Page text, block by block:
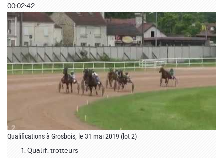
00:02:42
Qualifications à Grosbois, le 31 mai 2019 (lot 2)
Qualif. trotteurs